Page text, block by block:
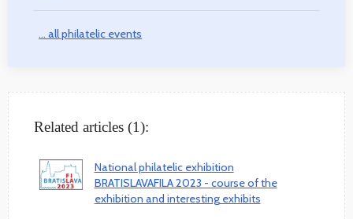
... all philatelic events
Related articles (1):
National philatelic exhibition
BRATISLAVAFILA 2023 - course of the
exhibition and interesting exhibits